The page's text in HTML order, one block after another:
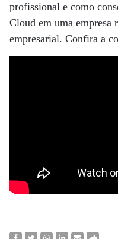
profissional e como
Cloud em uma empresa
empresarial. Confira a